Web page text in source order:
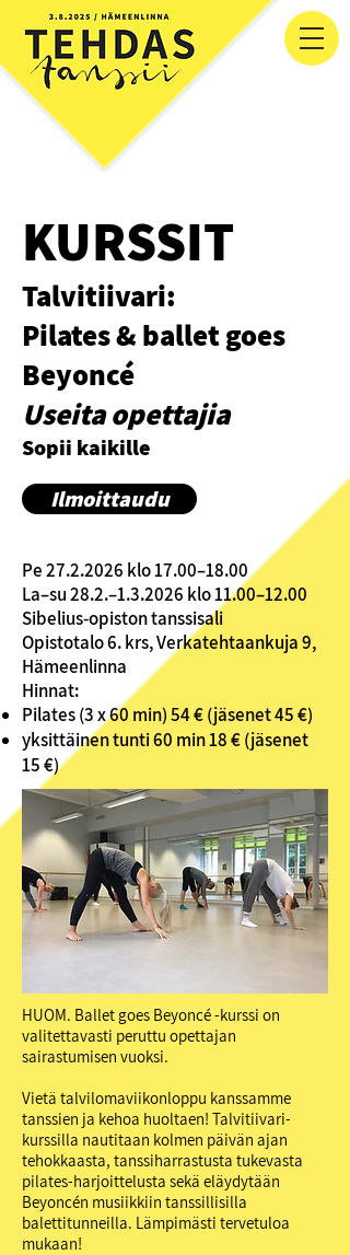
KURSSIT
Talvitiivari:
Pilates & ballet goes
Beyoncé
Useita opettajia
Sopii kaikille
Ilmoittaudu
Pe27.2.2026 klo 17.00–18.00
La–su 28.2.–1.3.2026 klo 11.00–12.00
Sibelius-opiston tanssisali
Opistotalo 6. krs, Verkatehtaankuja 9,
Hämeenlinna
Hinnat:
Pilates (3 x 60 min) 54 € (jäsenet 45 €)
yksittäinen tunti 60 min 18 € (jäsenet
15 €)
HUOM. Ballet goes Beyoncé -kurssi on
valitettavasti peruttu opettajan
sairastumisen vuoksi.
Vietä talvilomaviikonloppu kanssamme
tanssien ja kehoa huoltaen! Talvitiivari-
kurssilla nautitaan kolmen päivän ajan
tehokkaasta, tanssiharrastusta tukevasta
pilates-harjoittelusta sekä eläydytään
Beyoncén musiikkiin tanssillisilla
balettitunneilla. Lämpimästi tervetuloa
mukaan!